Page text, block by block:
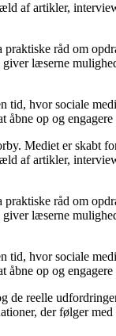
af artikler,
råd om
læserne
tid, hvor sociale
op og
Mediet er skabt
af artikler,
råd om
læserne
tid, hvor sociale
op og
reelle
der følger